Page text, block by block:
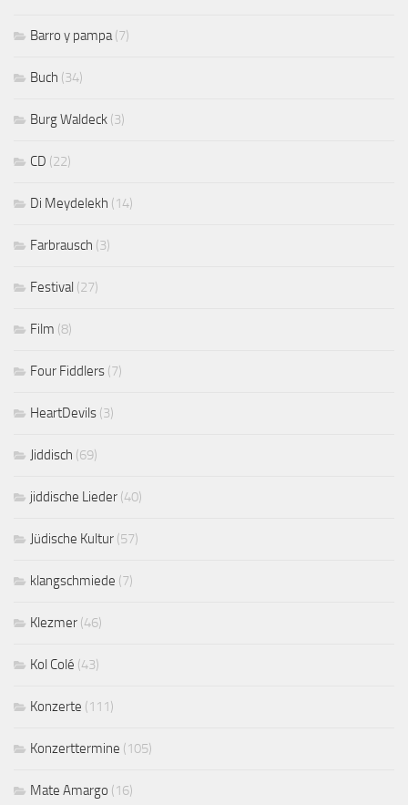
Barro y pampa (7)
Buch (34)
Burg Waldeck (3)
CD (22)
Di Meydelekh (14)
Farbrausch (3)
Festival (27)
Film (8)
Four Fiddlers (7)
HeartDevils (3)
Jiddisch (69)
jiddische Lieder (40)
Jüdische Kultur (57)
klangschmiede (7)
Klezmer (46)
Kol Colé (43)
Konzerte (111)
Konzerttermine (105)
Mate Amargo (16)